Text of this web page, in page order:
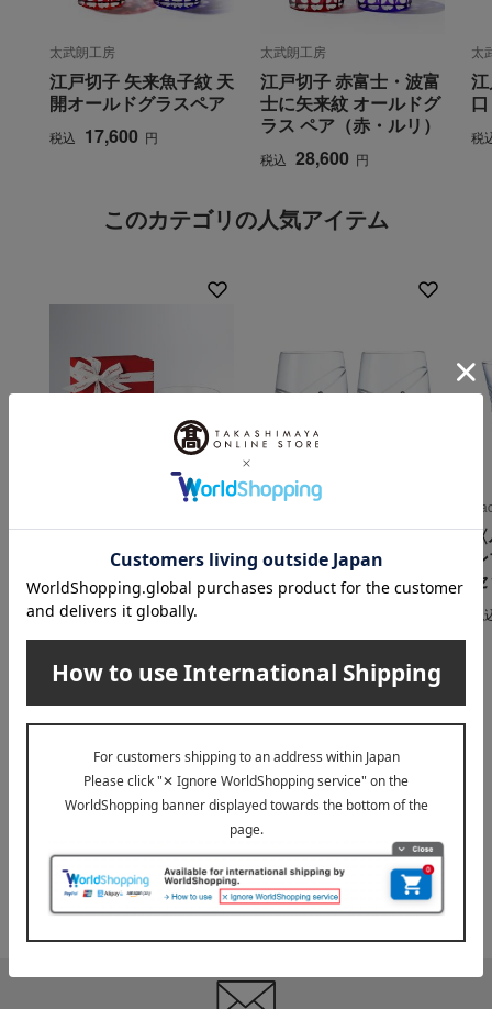
太武朗工房
江戸切子 矢来魚子紋 天
開オールドグラスペア
税込 17,600 円
太武朗工房
江戸切子 赤富士・波富
士に矢来紋 オールドグ
ラス ペア（赤・ルリ）
税込 28,600 円
太
税
このカテゴリの人気アイテム
〈バカラ〉ダリア タ
ンブラー 2026
税込 11,000 円
WEDGWOOD（ウェッジウッ
〈ウェッジウッド〉プ
ロミシス ウィズディス
リング タンブラー ペア
税
大切なお知らせ
2026年07月29日
お届け遅延のお知らせ
2025年10月03日
『お届け先のご住所』ご確認のお願い